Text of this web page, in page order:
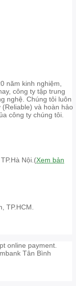
năm kinh nghiệm,
công ty tập trung
nghệ. Chúng tôi luôn
và hoàn hảo
công ty chúng tôi.
Nội.(Xem bản
TP.HCM.
online payment.
Tân Bình